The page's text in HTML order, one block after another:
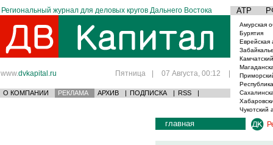
Региональный журнал для деловых кругов Дальнего Востока АТР
www.dvkapital.ru Пятница | 07 Августа, 00:12 |
О КОМПАНИИ РЕКЛАМА АРХИВ | ПОДПИСКА | RSS |
Амурская
Бурятия
Еврейская
Чукотский
главная